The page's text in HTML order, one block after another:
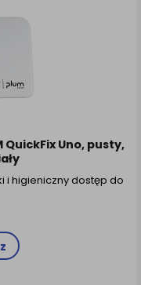
QuickFix Uno, pusty,
i higieniczny dostęp do